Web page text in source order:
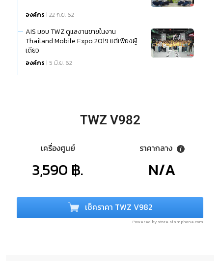
องค์กร | 22 ก.ย. 62
AIS มอบ TWZ ดูแลงานขายในงาน
Thailand Mobile Expo 2019 แต่เพียงผู้
เดียว
องค์กร | 5 มิ.ย. 62
TWZ V982
เครื่องศูนย์
3,590 ฿.
ราคากลาง
N/A
เช็คราคา TWZ V982
Powered by store.siamphone.com